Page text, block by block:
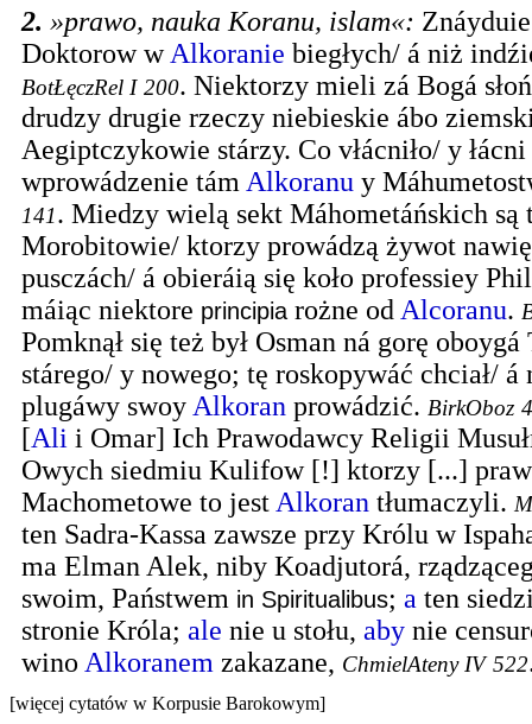
2. »prawo, nauka Koranu, islam«:
Doktorow w Alkoranie biegłych/ á niż
BotŁęczRel I 200. Niektorzy mieli zá Bogá
drudzy drugie rzeczy niebieskie ábo
Aegiptczykowie stárzy. Co vłácniło/ y
wprowádzenie tám Alkoranu y
141. Miedzy wielą sekt Máhometáńskich są
Morobitowie/ ktorzy prowádzą żywot
pusczách/ á obieráią się koło professiey
máiąc niektore principia rożne od Alcoranu.
Pomknął się też był Osman ná gorę
stárego/ y nowego; tę roskopywáć chciał/ á
plugáwy swoy Alkoran prowádzić. BirkOboz
[Ali i Omar] Ich Prawodawcy Religii
Owych siedmiu Kulifow [!] ktorzy [...]
Machometowe to jest Alkoran tłumaczyli.
ten Sadra‑Kassa zawsze przy Królu w
ma Elman Alek, niby Koadjutorá,
swoim, Państwem in Spiritualibus; a ten
stronie Króla; ale nie u stołu, aby nie
wino Alkoranem zakazane, ChmielAteny IV 522
[więcej cytatów w Korpusie Barokowym]